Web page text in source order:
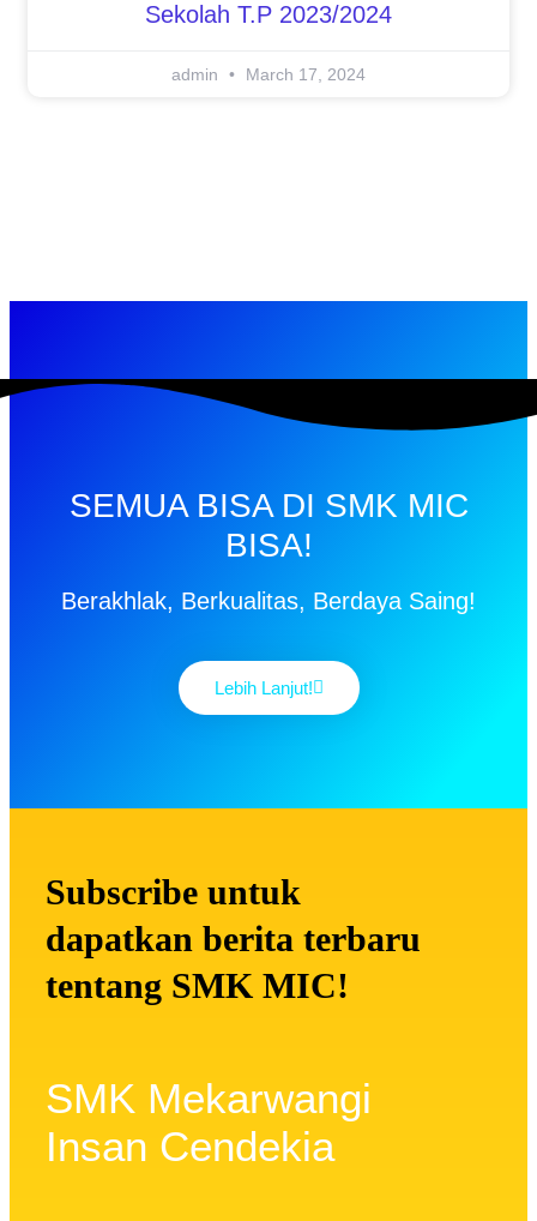
Sekolah T.P 2023/2024
admin March 17, 2024
SEMUA BISA DI SMK MIC
BISA!
Berakhlak, Berkualitas, Berdaya Saing!
Lebih Lanjut!
Subscribe untuk
dapatkan berita terbaru
tentang SMK MIC!
SMK Mekarwangi
Insan Cendekia